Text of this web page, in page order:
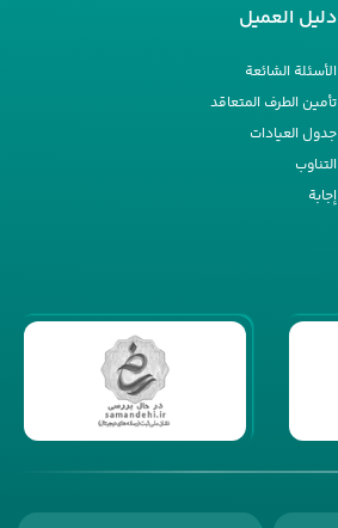
دليل العمیل
الأسئلة الشائعة
تأمین الطرف المتعاقد
جدول العیادات
التناوب
إجابة